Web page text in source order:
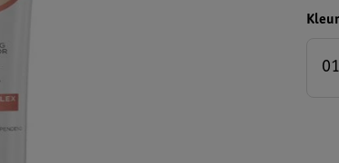
Kleur